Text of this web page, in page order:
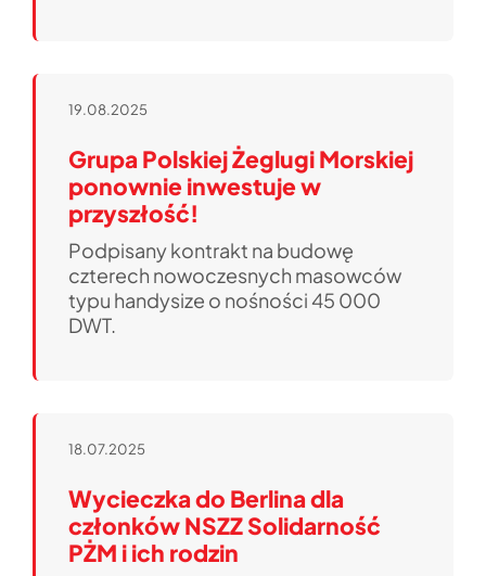
19.08.2025
Grupa Polskiej Żeglugi Morskiej
ponownie inwestuje w
przyszłość!
Podpisany kontrakt na budowę
czterech nowoczesnych masowców
typu handysize o nośności 45 000
DWT.
18.07.2025
Wycieczka do Berlina dla
członków NSZZ Solidarność
PŻM i ich rodzin